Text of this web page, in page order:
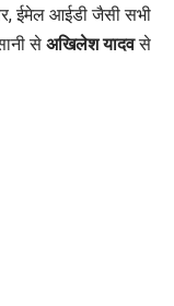
ईमेल आईडी जैसी सभी
से अखिलेश यादवसे